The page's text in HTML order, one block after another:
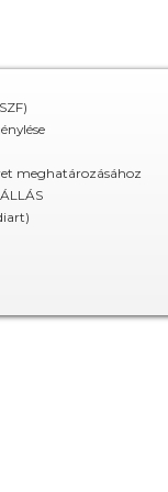
meghatározásához